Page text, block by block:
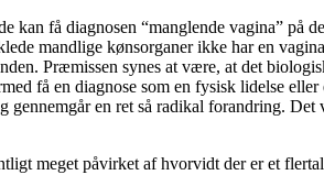
kan få diagnosen “manglende vagina” på
mandlige kønsorganer ikke har en
Præmissen synes at være, at det
få en diagnose som en fysisk lidelse
en ret så radikal forandring.
meget påvirket af hvorvidt der er et